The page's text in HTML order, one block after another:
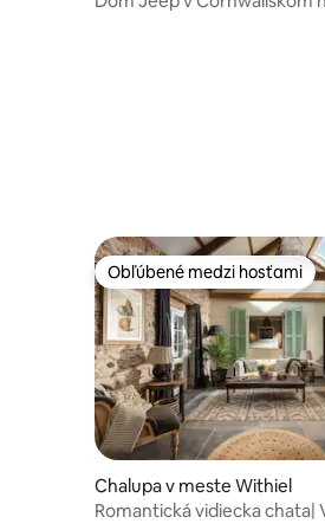
Obľúbené medzi hosťami
Obľúbené medzi hosťami
Chalupa v meste Withiel
Romantická vidiecka chata|